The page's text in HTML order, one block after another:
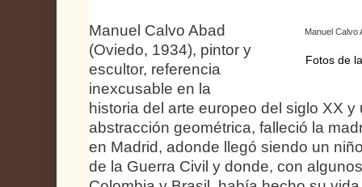
Manuel Calvo
Fotos de
Manuel Calvo Abad
(Oviedo, 1934), pintor y
escultor, referencia
inexcusable en la
historia del arte europeo del siglo XX y
abstracción geométrica, falleció la
en Madrid, adonde llegó siendo un
de la Guerra Civil y donde, con